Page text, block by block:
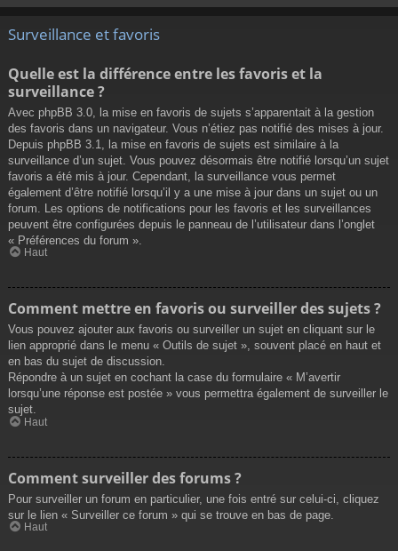
Surveillance et favoris
Quelle est la différence entre les favoris et la
surveillance ?
Avec phpBB 3.0, la mise en favoris de sujets s’apparentait à la gestion
des favoris dans un navigateur. Vous n’étiez pas notifié des mises à jour.
Depuis phpBB 3.1, la mise en favoris de sujets est similaire à la
surveillance d’un sujet. Vous pouvez désormais être notifié lorsqu’un sujet
favoris a été mis à jour. Cependant, la surveillance vous permet
également d’être notifié lorsqu’il y a une mise à jour dans un sujet ou un
forum. Les options de notifications pour les favoris et les surveillances
peuvent être configurées depuis le panneau de l’utilisateur dans l’onglet
« Préférences du forum ».
Haut
Comment mettre en favoris ou surveiller des sujets ?
Vous pouvez ajouter aux favoris ou surveiller un sujet en cliquant sur le
lien approprié dans le menu « Outils de sujet », souvent placé en haut et
en bas du sujet de discussion.
Répondre à un sujet en cochant la case du formulaire « M’avertir
lorsqu’une réponse est postée » vous permettra également de surveiller le
sujet.
Haut
Comment surveiller des forums ?
Pour surveiller un forum en particulier, une fois entré sur celui-ci, cliquez
sur le lien « Surveiller ce forum » qui se trouve en bas de page.
Haut